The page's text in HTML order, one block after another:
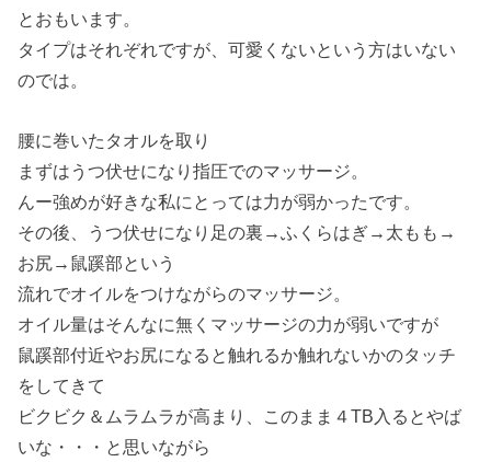
とおもいます。
タイプはそれぞれですが、可愛くないという方はいない
のでは。
腰に巻いたタオルを取り
まずはうつ伏せになり指圧でのマッサージ。
んー強めが好きな私にとっては力が弱かったです。
その後、うつ伏せになり足の裏→ふくらはぎ→太もも→
お尻→鼠蹊部という
流れでオイルをつけながらのマッサージ。
オイル量はそんなに無くマッサージの力が弱いですが
鼠蹊部付近やお尻になると触れるか触れないかのタッチ
をしてきて
ビクビク＆ムラムラが高まり、このまま４TB入るとやば
いな・・・と思いながら